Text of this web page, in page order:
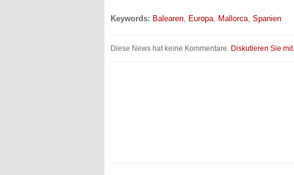
Keywords: Balearen, Europa, Mallorca, Spanien
Diese News hat keine Kommentare. Diskutieren Sie mit.